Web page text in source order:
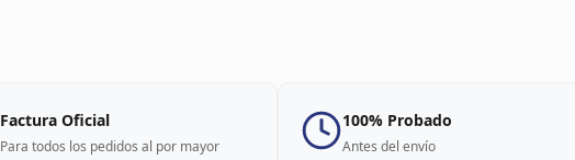
Factura Oficial
Para todos los pedidos al por mayor
100% Probado
Antes del envío